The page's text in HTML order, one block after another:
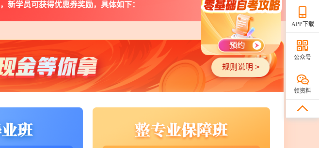
新学员可获得优惠券奖励，具体如下：
规则说明 >
APP下载
公众号
领资料